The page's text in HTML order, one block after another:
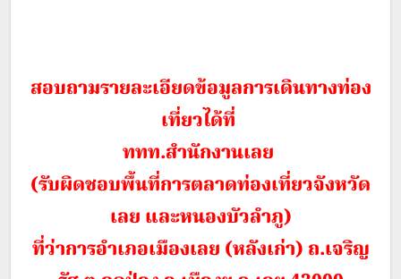
สอบถามรายละเอียดข้อมูลการเดินทางท่อง
เที่ยวได้ที่
ททท.สำนักงานเลย
(รับผิดชอบพื้นที่การตลาดท่องเที่ยวจังหวัด
เลย และหนองบัวลำภู)
ที่ว่าการอำเภอเมืองเลย (หลังเก่า) ถ.เจริญ